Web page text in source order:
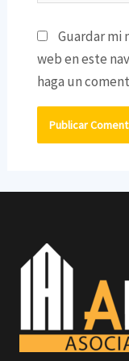
Guardar mi
web en este
haga un